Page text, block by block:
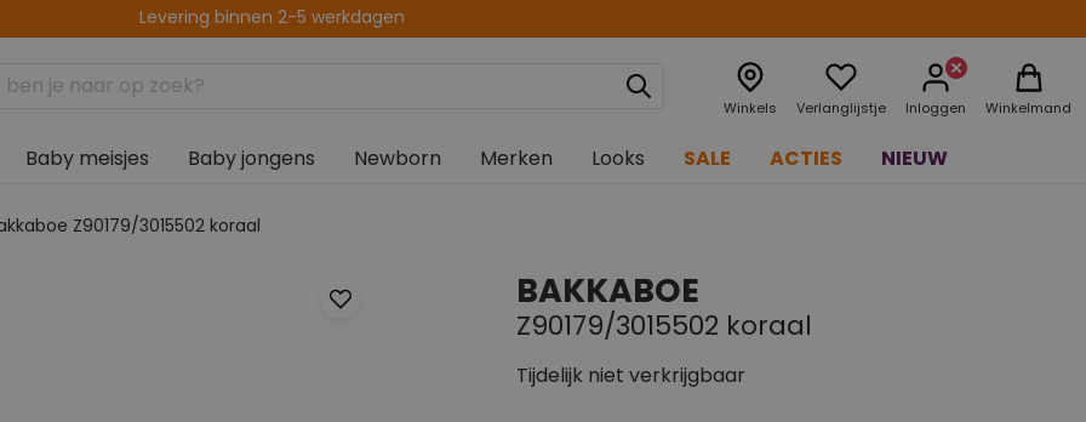
Levering binnen 2-5 werkdagen
Winkels Verlanglijstje Inloggen Winkelmand
Baby meisjes Baby jongens Newborn Merken Looks SALE ACTIES NIEUW
Z90179/3015502 koraal
BAKKABOE
Z90179/3015502 koraal
Tijdelijk niet verkrijgbaar